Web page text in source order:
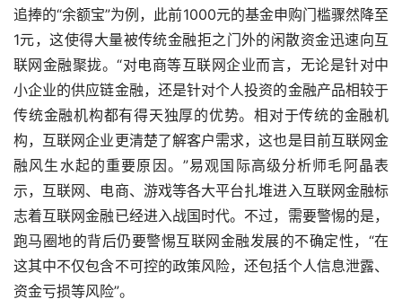
追捧的“余额宝”为例，此前1000元的基金申购门槛骤然降至
1元，这使得大量被传统金融拒之门外的闲散资金迅速向互
联网金融聚拢。“对电商等互联网企业而言，无论是针对中
小企业的供应链金融，还是针对个人投资的金融产品相较于
传统金融机构都有得天独厚的优势。相对于传统的金融机
构，互联网企业更清楚了解客户需求，这也是目前互联网金
融风生水起的重要原因。”易观国际高级分析师毛阿晶表
示，互联网、电商、游戏等各大平台扎堆进入互联网金融标
志着互联网金融已经进入战国时代。不过，需要警惕的是，
跑马圈地的背后仍要警惕互联网金融发展的不确定性，“在
这其中不仅包含不可控的政策风险，还包括个人信息泄露、
资金亏损等风险”。